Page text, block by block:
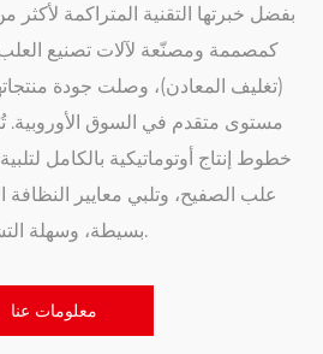
بفضل خبرتها التقنية المتراكمة
كمصممة ومصنّعة لآلات تصنيع العلب
(تغليف المعادن)، وصلت جودة
مستوى متقدم في السوق الأوروبية.
خطوط إنتاج أوتوماتيكية بالكامل
علب الصفيح، وتلبي معايير النظافة
بسيطة، وسهلة التشغيل.
معلومات عنا